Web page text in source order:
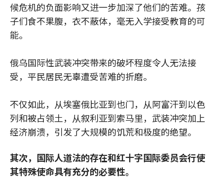
候危机的负面影响又进一步加深了他们的苦难。孩
子们食不果腹，衣不蔽体，毫无入学接受教育的可
能。
俄乌国际性武装冲突带来的破坏程度令人无法接
受，平民居民无辜遭受苦难的折磨。
不仅如此，从埃塞俄比亚到也门，从阿富汗到以色
列和被占领土，从叙利亚到索马里，武装冲突加上
经济崩溃，引发了大规模的饥荒和极度的绝望。
其次，国际人道法的存在和红十字国际委员会行使
其特殊使命具有充分的必要性。